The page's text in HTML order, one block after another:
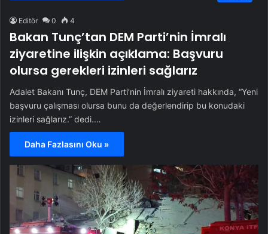
Editör 0 4
Bakan Tunç’tan DEM Parti’nin İmralı
ziyaretine ilişkin açıklama: Başvuru
olursa gerekleri izinleri sağlarız
Adalet Bakanı Tunç, DEM Parti’nin İmralı ziyareti hakkında, “Yeni
başvuru çalışması olursa bunu da değerlendirip bu konudaki
izinleri sağlarız.” dedi.…
Daha Fazlasını Oku »